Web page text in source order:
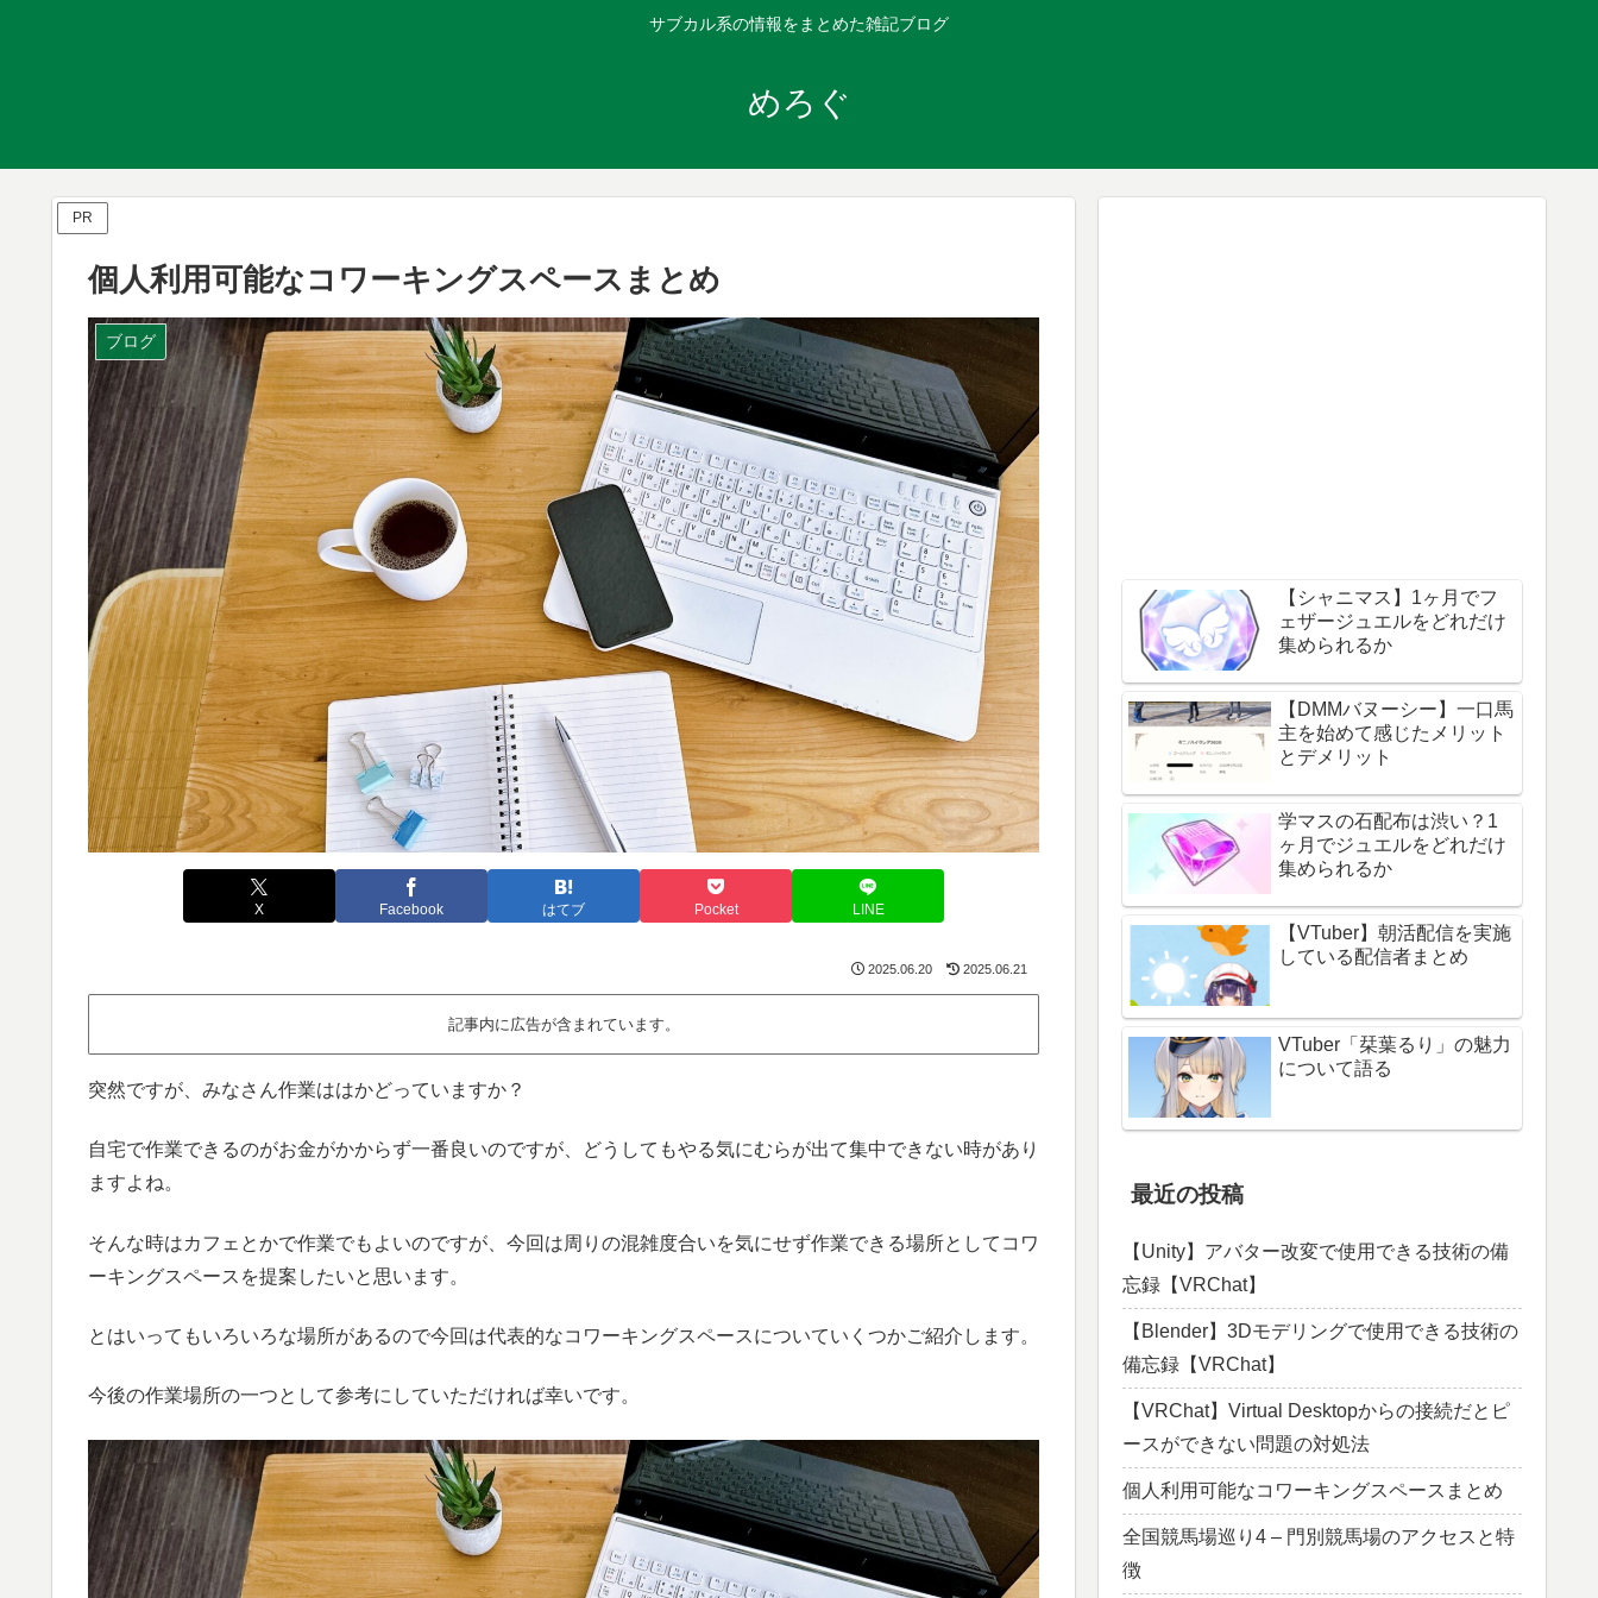
サブカル系の情報をまとめた雑記ブログ
めろぐ
PR
個人利用可能なコワーキングスペースまとめ
ブログ
X Facebook はてブ Pocket LINE
2025.06.20 2025.06.21
記事内に広告が含まれています。
突然ですが、みなさん作業ははかどっていますか？
自宅で作業できるのがお金がかからず一番良いのですが、どうしてもやる気にむらが出て集中できない時があり
ますよね。
そんな時はカフェとかで作業でもよいのですが、今回は周りの混雑度合いを気にせず作業できる場所としてコワ
ーキングスペースを提案したいと思います。
とはいってもいろいろな場所があるので今回は代表的なコワーキングスペースについていくつかご紹介します。
今後の作業場所の一つとして参考にしていただければ幸いです。
【シャニマス】1ヶ月でフ
ェザージュエルをどれだけ
集められるか
【DMMバヌーシー】一口馬
主を始めて感じたメリット
とデメリット
学マスの石配布は渋い？1
ヶ月でジュエルをどれだけ
集められるか
【VTuber】朝活配信を実施
している配信者まとめ
VTuber「栞葉るり」の魅力
について語る
最近の投稿
【Unity】アバター改変で使用できる技術の備
忘録【VRChat】
【Blender】3Dモデリングで使用できる技術の
備忘録【VRChat】
【VRChat】Virtual Desktopからの接続だとピ
ースができない問題の対処法
個人利用可能なコワーキングスペースまとめ
全国競馬場巡り4 – 門別競馬場のアクセスと特
徴